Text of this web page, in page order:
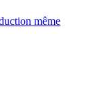
même